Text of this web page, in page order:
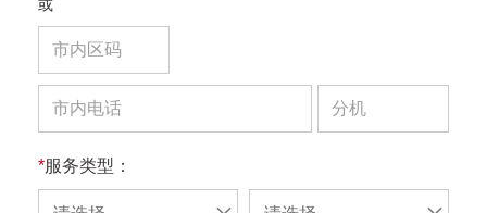
或
*服务类型：